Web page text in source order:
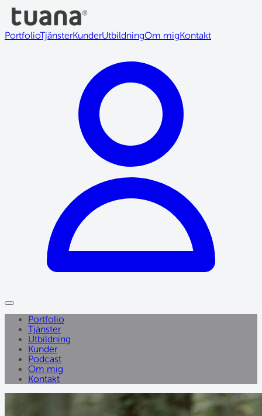
PortfolioTjänsterKunderUtbildningOm migKontakt
Portfolio
Tjänster
Utbildning
Kunder
Podcast
Om mig
Kontakt